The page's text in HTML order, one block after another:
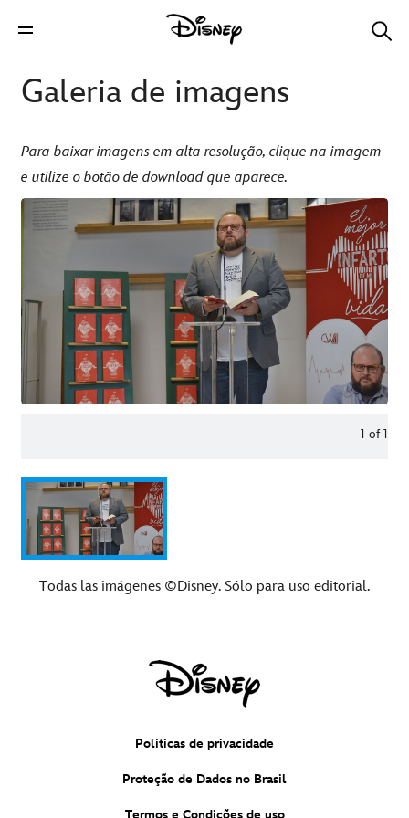
Galeria de imagens
Para baixar imagens em alta resolução, clique na imagem
e utilize o botão de download que aparece.
1 of 1
Todas las imágenes ©Disney. Sólo para uso editorial.
Políticas de privacidade
Proteção de Dados no Brasil